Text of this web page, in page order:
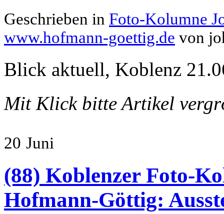
Geschrieben in Foto-Kolumne
www.hofmann-goettig.de von
Blick aktuell, Koblenz
Mit Klick bitte Artikel
20 Juni
(88) Koblenzer Foto-
Hofmann-Göttig: